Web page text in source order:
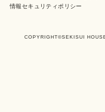
情報セキュリティポリシー
COPYRIGHT©SEKISUI